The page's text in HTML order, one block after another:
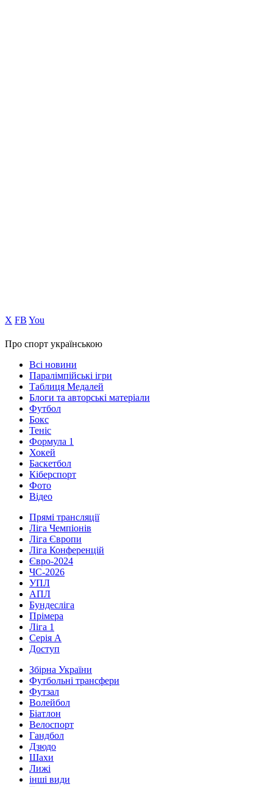
Х FB You
Про спорт українською
Всі новини
Паралімпійські ігри
Таблиця Медалей
Блоги та авторські матеріали
Футбол
Бокс
Теніс
Формула 1
Хокей
Баскетбол
Кіберспорт
Фото
Відео
Прямі трансляції
Ліга Чемпіонів
Ліга Європи
Ліга Конференцій
Євро-2024
ЧС-2026
УПЛ
АПЛ
Бундесліга
Прімера
Ліга 1
Серія А
Доступ
Збірна України
Футбольні трансфери
Футзал
Волейбол
Біатлон
Велоспорт
Гандбол
Дзюдо
Шахи
Лижі
інші види